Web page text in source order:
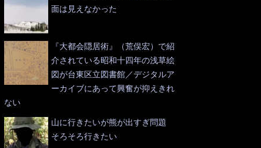
面は見えなかった
『大都会隠居術』（荒俣宏）で紹
介されている昭和十四年の浅草絵
図が台東区立図書館／デジタルア
ーカイブにあって興奮が抑えきれ
ない
山に行きたいが熊が出すぎ問題
そろそろ行きたい